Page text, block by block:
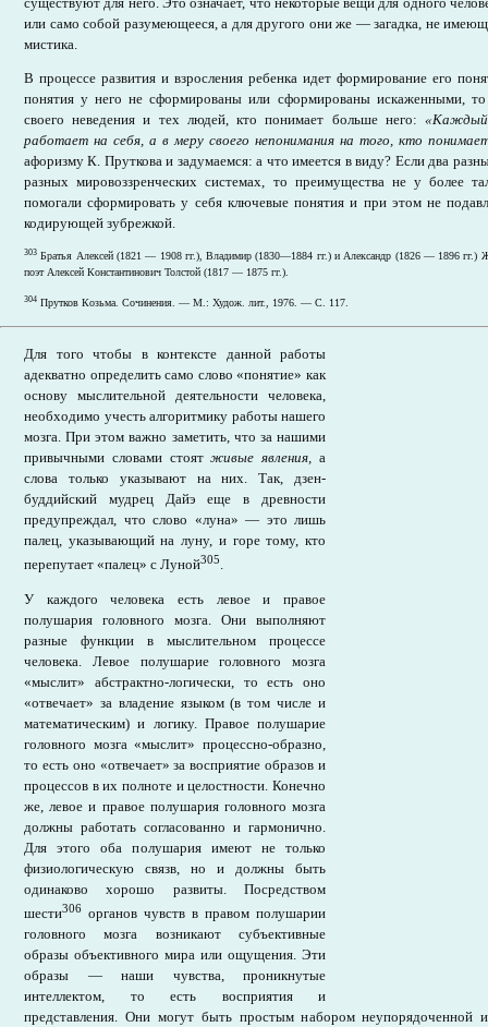
или само собой разумеющееся, а для другого они же — загадка, не
мистика.
В процессе развития и взросления ребенка идет формирование его
понятия у него не сформированы или сформированы искаженными, то
своего неведения и тех людей, кто понимает больше него:«Каждый
работает на себя, а в меру своего непонимания на того, кто
афоризму К. Пруткова и задумаемся: а что имеется в виду? Если два
разных мировоззренческих системах, то преимущества не у более
помогали сформировать у себя ключевые понятия и при этом не
кодирующей зубрежкой.
303 Братья Алексей (1821 — 1908 гг.), Владимир (1830—1884 гг.) и Александр (1826 — 1896 гг.)
поэт Алексей Константинович Толстой (1817 — 1875 гг.).
304 Прутков Козьма. Сочинения. — М.: Худож. лит., 1976. — С. 117.
Для того чтобы в контексте данной работы
адекватно определить само слово «понятие» как
основу мыслительной деятельности человека,
необходимо учесть алгоритмику работы нашего
мозга. При этом важно заметить, что за нашими
привычными словами стоятживые явления,а
слова только указывают на них. Так, дзен-
буддийский мудрец Дайэ еще в древности
предупреждал, что слово «луна» — это лишь
палец, указывающий на луну, и горе тому, кто
перепутает «палец» с Луной305.
У каждого человека есть левое и правое
полушария головного мозга. Они выполняют
разные функции в мыслительном процессе
человека. Левое полушарие головного мозга
«мыслит» абстрактно-логически, то есть оно
«отвечает» за владение языком (в том числе и
математическим) и логику. Правое полушарие
головного мозга «мыслит» процессно-образно,
то есть оно «отвечает» за восприятие образов и
процессов в их полноте и целостности. Конечно
же, левое и правое полушария головного мозга
должны работать согласованно и гармонично.
Для этого оба полушария имеют не только
физиологическую связв, но и должны быть
одинаково хорошо развиты. Посредством
шести306 органов чувств в правом полушарии
головного мозга возникают субъективные
образы объективного мира или ощущения. Эти
образы — наши чувства, проникнутые
интеллектом, то есть восприятия и
представления. Они могут быть простым набором неупорядоченной